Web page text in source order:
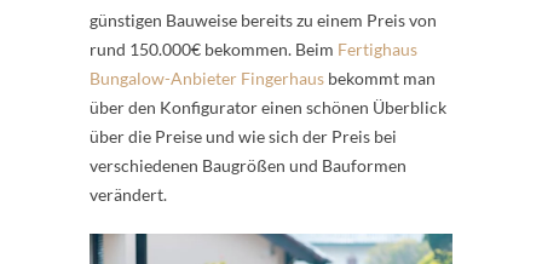
günstigen Bauweise bereits zu einem Preis von
rund 150.000€ bekommen. Beim Fertighaus
Bungalow-Anbieter Fingerhaus bekommt man
über den Konfigurator einen schönen Überblick
über die Preise und wie sich der Preis bei
verschiedenen Baugrößen und Bauformen
verändert.